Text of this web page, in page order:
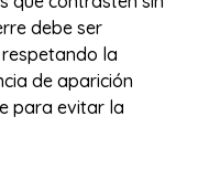
debe ser
la
de aparición
para evitar la